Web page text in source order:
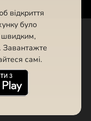
відкриття
було
швидким,
Завантажте
самі.